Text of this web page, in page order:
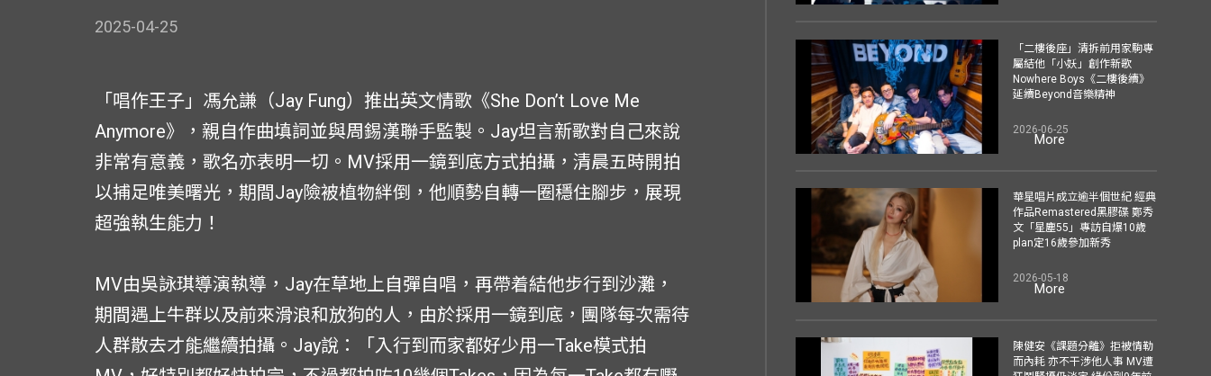
2025-04-25
「唱作王子」馮允謙（Jay Fung）推出英文情歌《She Don’t Love Me
Anymore》，親自作曲填詞並與周錫漢聯手監製。Jay坦言新歌對自己來說
非常有意義，歌名亦表明一切。MV採用一鏡到底方式拍攝，清晨五時開拍
以捕足唯美曙光，期間Jay險被植物絆倒，他順勢自轉一圈穩住腳步，展現
超強執生能力！
MV由吳詠琪導演執導，Jay在草地上自彈自唱，再帶着結他步行到沙灘，
期間遇上牛群以及前來滑浪和放狗的人，由於採用一鏡到底，團隊每次需待
人群散去才能繼續拍攝。Jay說：「入行到而家都好少用一Take模式拍
「二樓後座」清拆前用家駒專
屬結他「小妖」創作新歌
Nowhere Boys《二樓後續》
延續Beyond音樂精神
2026-06-25
More
華星唱片成立逾半個世紀 經典
作品Remastered黑膠碟 鄭秀
文「星塵55」專訪自爆10歲
plan定16歲參加新秀
2026-05-18
More
陳健安《課題分離》拒被情勒
而內耗 亦不干涉他人事 MV遭